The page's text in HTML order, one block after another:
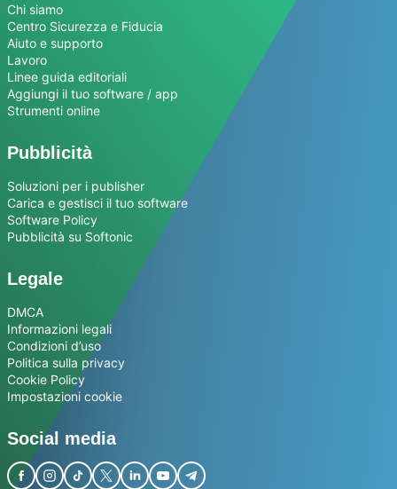
Chi siamo
Centro Sicurezza e Fiducia
Aiuto e supporto
Lavoro
Linee guida editoriali
Aggiungi il tuo software / app
Strumenti online
Pubblicità
Soluzioni per i publisher
Carica e gestisci il tuo software
Software Policy
Pubblicità su Softonic
Legale
DMCA
Informazioni legali
Condizioni d’uso
Politica sulla privacy
Cookie Policy
Impostazioni cookie
Social media